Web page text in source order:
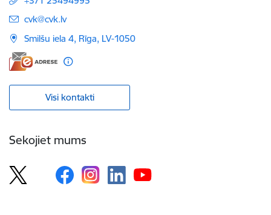
E-pasts:
cvk@cvk.lv
Smilšu iela 4, Rīga, LV-1050
Visi kontakti
Sekojiet mums